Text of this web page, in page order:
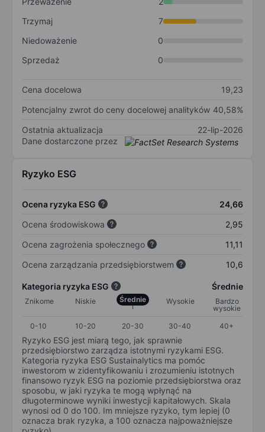
Trzymaj
7
Niedoważenie
0
Sprzedaż
0
Cena docelowa
19,23
Potencjalny zwrot do ceny docelowej analityków 40,58%
Ostatnia aktualizacja
22-lip-2026
Dane dostarczone przez
Ryzyko ESG
Ocena ryzyka ESG
24,66
Ocena środowiskowa
2,95
Ocena zagrożenia społecznego
11,11
Ocena zarządzania przedsiębiorstwem
10,6
Kategoria ryzyka ESG Średnie
Znikome Niskie Średnie Wysokie
Bardzo
wysokie
0-10
10-20 20-30 30-40 40+
Ryzyko ESG jest miarą tego, jak sprawnie
przedsiębiorstwo zarządza istotnymi ryzykami ESG.
Kategoria ryzyka ESG Sustainalytics ma pomóc
inwestorom w zidentyfikowaniu i zrozumieniu istotnych
finansowo ryzyk ESG na poziomie przedsiębiorstwa oraz
sposobu, w jaki ryzyka te mogą wpłynąć na
długoterminowe wyniki inwestycji kapitałowych. Skala
wynosi od 0 do 100. Im mniejsze ryzyko, tym lepiej (0
oznacza brak ryzyka, a 100 oznacza najpoważniejsze